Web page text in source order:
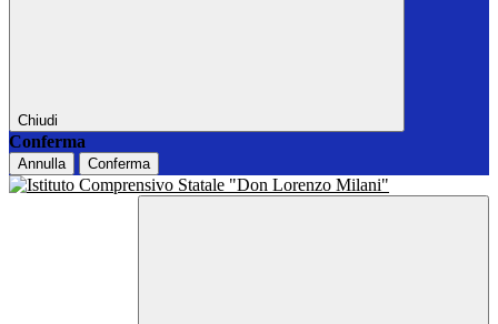
Chiudi
Conferma
Annulla Conferma